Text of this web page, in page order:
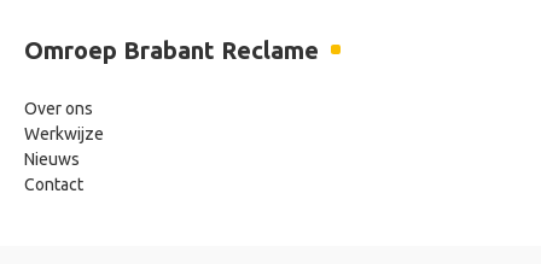
Omroep Brabant Reclame
Over ons
Werkwijze
Nieuws
Contact